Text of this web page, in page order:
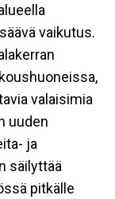
vaikutus.
valaisimia
uuden
ja
säilyttää
pitkälle